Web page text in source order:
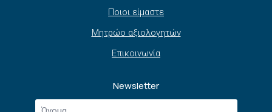
Ποιοι είμαστε
Μητρώο αξιολογητών
Επικοινωνία
Newsletter
Όνομα